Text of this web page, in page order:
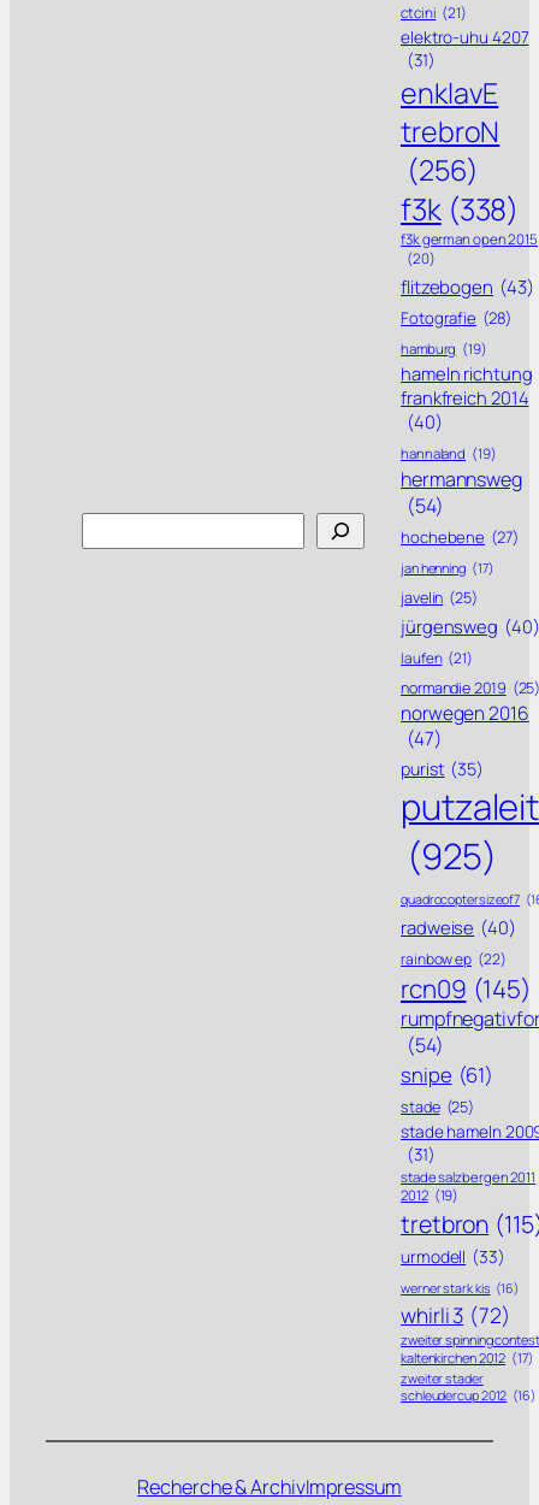
ctcini (21)
elektro-uhu 4207
(31)
enklavE
trebroN
(256)
f3k (338)
f3k german open 2015
(20)
flitzebogen (43)
Fotografie (28)
hamburg (19)
hameln richtung
frankfreich 2014
(40)
hannaland (19)
hermannsweg
(54)
hochebene (27)
jan henning (17)
javelin (25)
jürgensweg (40)
laufen (21)
normandie 2019
norwegen 2016
(47)
purist (35)
putzaleit
(925)
quadrocoptersizeof7
radweise (40)
rainbow ep (22)
rcn09 (145)
(54)
snipe (61)
stade (25)
stade hameln
(31)
stade salzbergen 2011
2012 (19)
tretbron
urmodell (33)
werner stark kis (16)
whirli 3 (72)
zweiter spinning contest
kaltenkirchen 2012 (17)
zweiter stader
schleudercup 2012 (16)
Recherche & ArchivImpressum